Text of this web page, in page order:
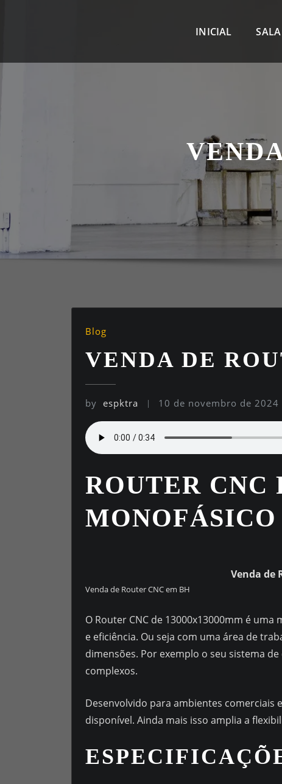
INICIAL SALA
Blog
VENDA DE
by espktra 10 de novembro de 2024
ROUTER CNC
Venda de
Venda de Router CNC em BH
O Router CNC de 13000x13000mm é
e eficiência. Ou seja com uma área de
dimensões. Por exemplo o seu sistema
complexos.
Desenvolvido para ambientes comerciais
disponível. Ainda mais isso amplia a